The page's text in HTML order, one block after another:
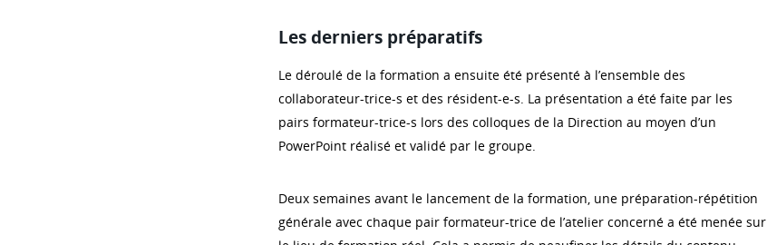
Les derniers préparatifs
Le déroulé de la formation a ensuite été présenté à l’ensemble des
collaborateur-trice-s et des résident-e-s. La présentation a été faite par les
pairs formateur-trice-s lors des colloques de la Direction au moyen d’un
PowerPoint réalisé et validé par le groupe.
Deux semaines avant le lancement de la formation, une préparation-répétition
générale avec chaque pair formateur-trice de l’atelier concerné a été menée sur